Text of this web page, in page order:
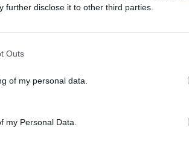
further disclose it to other third parties.
Outs
of my personal data.
my Personal Data.